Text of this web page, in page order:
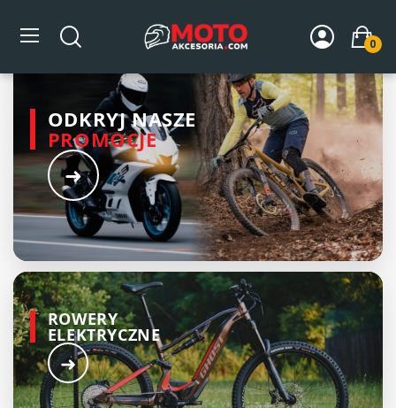
0
ODKRYJ NASZE
PROMOCJE
➜
ROWERY
ELEKTRYCZNE
➜